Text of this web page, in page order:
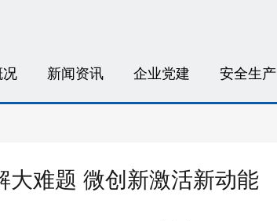
新闻资讯 企业党建 安全生产
难题 微创新激活新动能